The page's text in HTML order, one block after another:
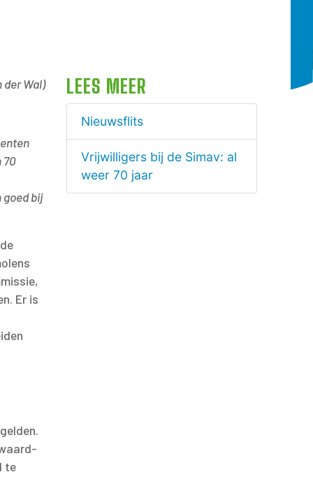
der Wal)
70
goed bij
Er is
te
LEES MEER
Nieuwsflits
Vrijwilligers bij de Simav: al
weer 70 jaar